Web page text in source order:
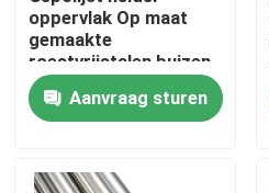
Thuis
oppervlak Op maat
gemaakte
roestvrijstalen buizen
koudgewalste
roestvrijstalen buizen
Aanvraag sturen